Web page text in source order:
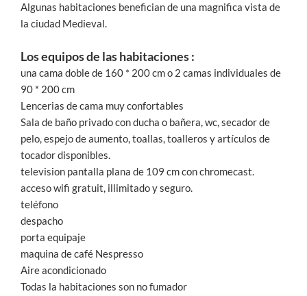
Algunas habitaciones benefician de una magnifica vista de
la ciudad Medieval.
Los equipos de las habitaciones :
una cama doble de 160 * 200 cm o 2 camas individuales de
90 * 200 cm
Lencerias de cama muy confortables
Sala de baño privado con ducha o bañera, wc, secador de
pelo, espejo de aumento, toallas, toalleros y artículos de
tocador disponibles.
television pantalla plana de 109 cm con chromecast.
acceso wifi gratuit, illimitado y seguro.
teléfono
despacho
porta equipaje
maquina de café Nespresso
Aire acondicionado
Todas la habitaciones son no fumador